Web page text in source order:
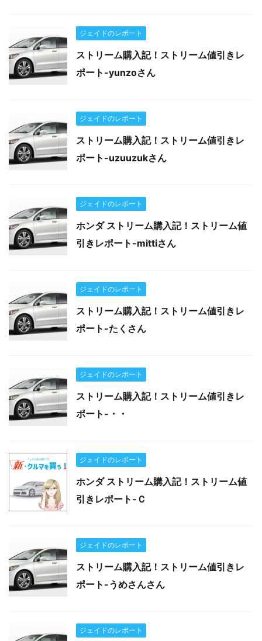
ジェイドのレポート
ストリーム購入記！ストリーム値引きレ
ポート-yunzoさん
ジェイドのレポート
ストリーム購入記！ストリーム値引きレ
ポート-uzuuzukさん
ジェイドのレポート
ホンダ ストリーム購入記！ストリーム値
引きレポート-mittiさん
ジェイドのレポート
ストリーム購入記！ストリーム値引きレ
ポート-たくさん
ジェイドのレポート
ストリーム購入記！ストリーム値引きレ
ポート-・・
ジェイドのレポート
ホンダ ストリーム購入記！ストリーム値
引きレポート-Ｃ
ジェイドのレポート
ストリーム購入記！ストリーム値引きレ
ポート-うめさんさん
ジェイドのレポート